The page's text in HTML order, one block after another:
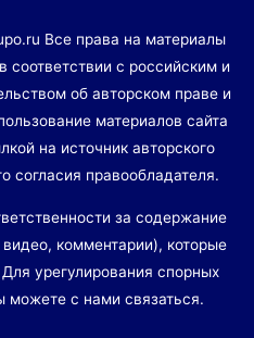
Все права на материалы
с российским и
об авторском праве и
материалов сайта
на источник авторского
согласия правообладателя.
за содержание
комментарии), которые
урегулирования спорных
можете с нами связаться.